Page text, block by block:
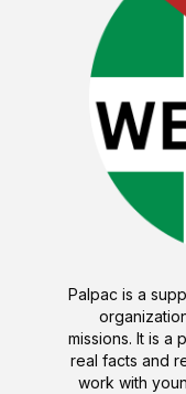
Palpac is a
missions. It is a
real facts and
work with